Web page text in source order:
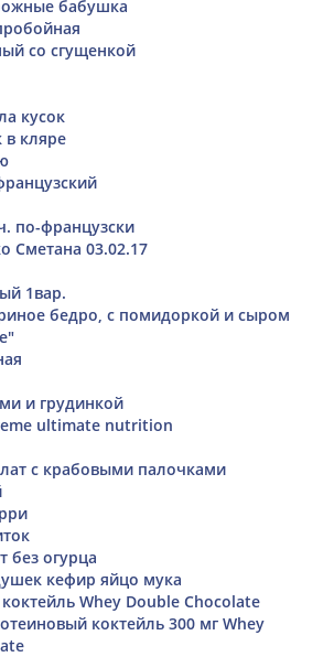
бабушка
со сгущенкой
кусок
кляре
по-французски
Сметана 03.02.17
1вар.
бедро, с помидоркой и сыром
и грудинкой
ultimate nutrition
с крабовыми палочками
без огурца
кефир яйцо мука
Whey Double Chocolate
коктейль 300 мг Whey